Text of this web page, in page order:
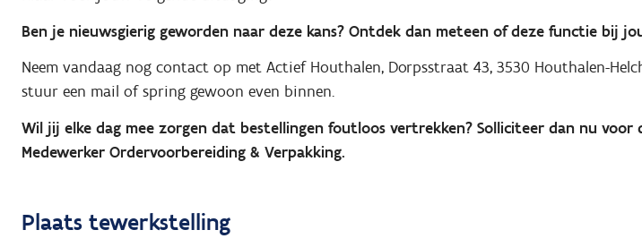
Ben je nieuwsgierig geworden naar deze kans? Ontdek dan meteen of deze functie bij
Neem vandaag nog contact op met Actief Houthalen, Dorpsstraat 43, 3530 Houthalen-
stuur een mail of spring gewoon even binnen.
Wil jij elke dag mee zorgen dat bestellingen foutloos vertrekken? Solliciteer dan nu voor
Medewerker Ordervoorbereiding & Verpakking.
Plaats tewerkstelling